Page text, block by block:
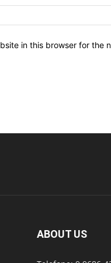
in this browser for the
ABOUT US